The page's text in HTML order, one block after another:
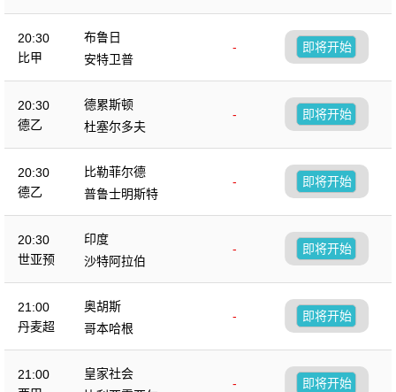
20:30
比甲
布鲁日
-
安特卫普
即将开始
20:30
德乙
德累斯顿
-
杜塞尔多夫
即将开始
20:30
德乙
比勒菲尔德
-
普鲁士明斯特
即将开始
20:30
世亚预
印度
-
沙特阿拉伯
即将开始
21:00
丹麦超
奥胡斯
-
哥本哈根
即将开始
21:00
皇家社会
-
即将开始